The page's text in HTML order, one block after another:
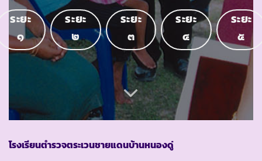
ระยะ
๑
ระยะ
๒
ระยะ
๓
ระยะ
๔
ระยะ
๕
โรงเรียนตำรวจตระเวนชายแดนบ้านหนองดู่